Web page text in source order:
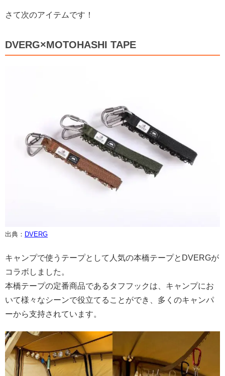
さて次のアイテムです！
DVERG×MOTOHASHI TAPE
出典： DVERG
キャンプで使うテープとして人気の本橋テープとDVERGが
コラボしました。
本橋テープの定番商品であるタフフックは、キャンプにお
いて様々なシーンで役立てることができ、多くのキャンパ
ーから支持されています。